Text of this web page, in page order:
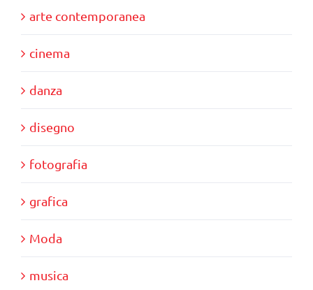
arte contemporanea
cinema
danza
disegno
fotografia
grafica
Moda
musica